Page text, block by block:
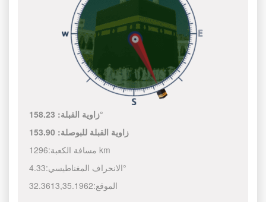
زاوية القبلة:158.23°
زاوية القبلة للبوصلة: 153.90
مسافة الكعبة: 1296 km
الانحراف المغناطيسي:4.33°
الموقع:
32.3613,35.1962